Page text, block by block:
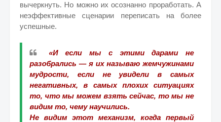
вычеркнуть. Но можно их осознанно проработать. А
неэффективные сценарии переписать на более
успешные.
«И если мы с этими дарами не
разобрались — я их называю жемчужинами
мудрости, если не увидели в самых
негативных, в самых плохих ситуациях
то, что мы можем взять сейчас, то мы не
видим то, чему научились.
Не видим этот механизм, когда первый